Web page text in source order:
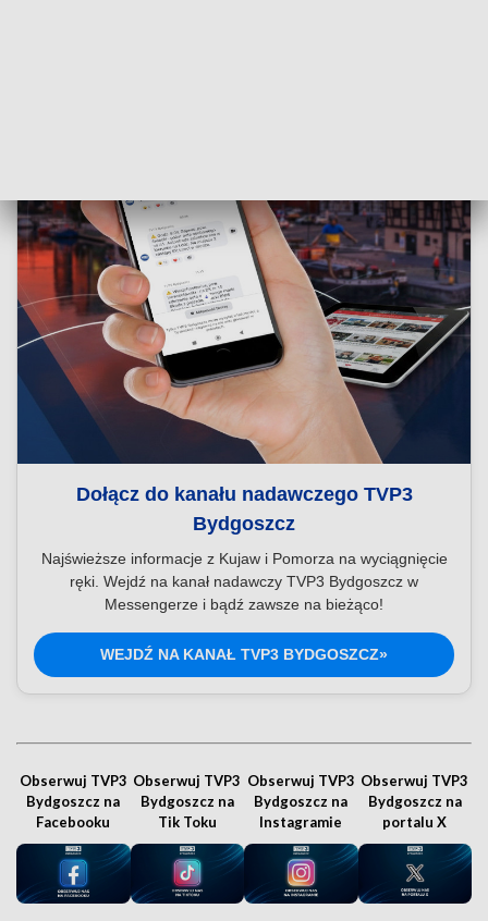
Dołącz do kanału nadawczego TVP3
Bydgoszcz
Najświeższe informacje z Kujaw i Pomorza na wyciągnięcie
ręki. Wejdź na kanał nadawczy TVP3 Bydgoszcz w
Messengerze i bądź zawsze na bieżąco!
WEJDŹ NA KANAŁ TVP3 BYDGOSZCZ»
Obserwuj TVP3
Bydgoszcz na
Facebooku
Obserwuj TVP3
Bydgoszcz na
Tik Toku
Obserwuj TVP3
Bydgoszcz na
Instagramie
Obserwuj TVP3
Bydgoszcz na
portalu X